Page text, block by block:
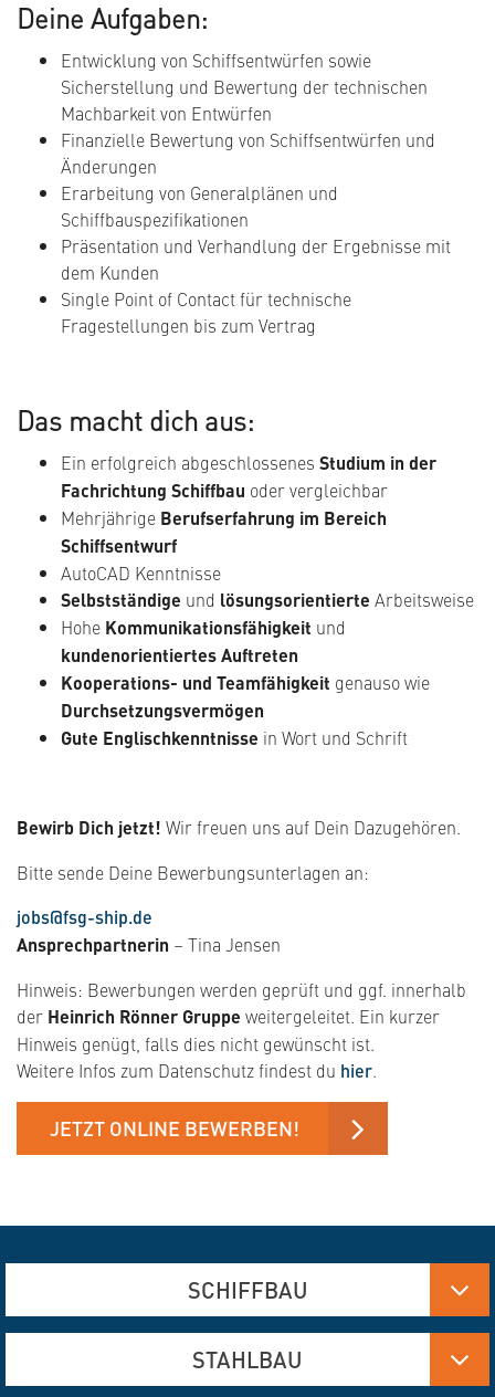
Deine Aufgaben:
Entwicklung von Schiffsentwürfen sowie
Sicherstellung und Bewertung der technischen
Machbarkeit von Entwürfen
Finanzielle Bewertung von Schiffsentwürfen und
Änderungen
Erarbeitung von Generalplänen und
Schiffbauspezifikationen
Präsentation und Verhandlung der Ergebnisse mit
dem Kunden
Single Point of Contact für technische
Fragestellungen bis zum Vertrag
Das macht dich aus:
Ein erfolgreich abgeschlossenes Studium in der
Fachrichtung Schiffbau oder vergleichbar
Mehrjährige Berufserfahrung im Bereich
Schiffsentwurf
AutoCAD Kenntnisse
Selbstständige und lösungsorientierte Arbeitsweise
Hohe Kommunikationsfähigkeit und
kundenorientiertes Auftreten
Kooperations- und Teamfähigkeit genauso wie
Durchsetzungsvermögen
Gute Englischkenntnisse in Wort und Schrift
Bewirb Dich jetzt! Wir freuen uns auf Dein Dazugehören.
Bitte sende Deine Bewerbungsunterlagen an:
jobs@fsg-ship.de
Ansprechpartnerin – Tina Jensen
Hinweis: Bewerbungen werden geprüft und ggf. innerhalb
der Heinrich Rönner Gruppe weitergeleitet. Ein kurzer
Hinweis genügt, falls dies nicht gewünscht ist.
Weitere Infos zum Datenschutz findest du hier.
JETZT ONLINE BEWERBEN!
SCHIFFBAU
Aluminium-, Edelstahl- und Stahlfertigung
STAHLBAU